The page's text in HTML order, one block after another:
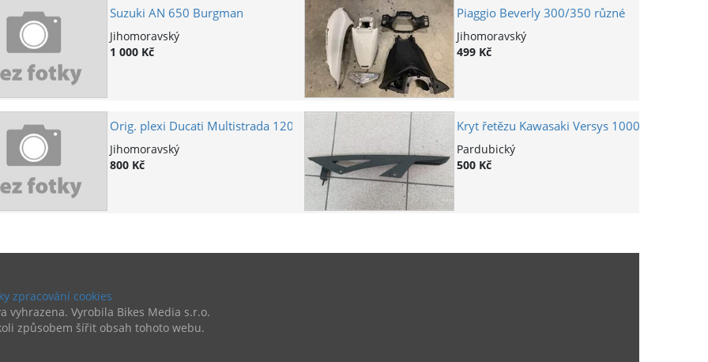
Suzuki AN 650 Burgman
Jihomoravský
1 000 Kč
Piaggio Beverly 300/350 různé
Jihomoravský
499 Kč
Orig. plexi Ducati Multistrada 1200
Jihomoravský
800 Kč
Kryt řetězu Kawasaki Versys 1000
Pardubický
500 Kč
zpracování cookies
vyhrazena. Vyrobila Bikes Media s.r.o.
způsobem šířit obsah tohoto webu.